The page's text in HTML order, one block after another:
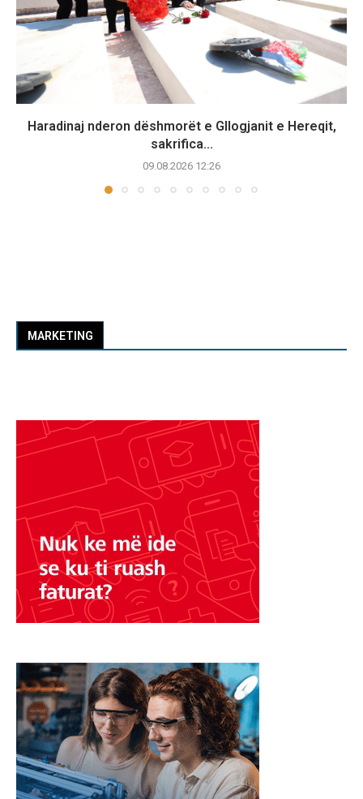
Haradinaj nderon dëshmorët e Gllogjanit e Hereqit,
sakrifica...
09.08.2026 12:26
MARKETING